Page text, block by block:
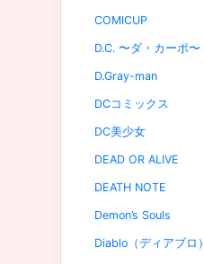
COMICUP
D.C. 〜ダ・カーポ〜
D.Gray-man
DCコミックス
DC美少女
DEAD OR ALIVE
DEATH NOTE
Demon’s Souls
Diablo（ディアブロ）